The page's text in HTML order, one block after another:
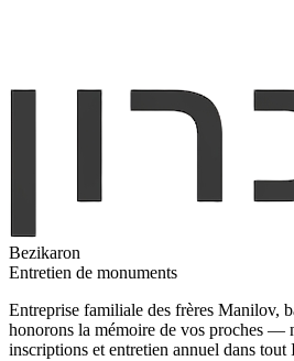
Bezikaron
Entretien de monuments
Entreprise familiale des frères Manilov,
honorons la mémoire de vos proches —
inscriptions et entretien annuel dans tout